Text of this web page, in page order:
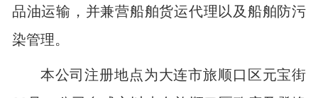
品油运输，并兼营船舶货运代理 以及船舶防污
染管理。
本公司注册地点为大连市旅顺口区元宝街